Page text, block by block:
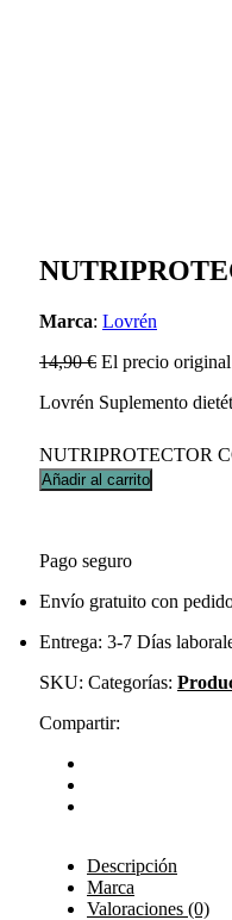
Marca: Lovrén
14,90€ El precio
Lovrén Suplemento
NUTRIPROTECTOR
Añadir al carrito
Pago seguro
Envío gratuito con
Entrega: 3-7 Días
SKU: Categorías:
Compartir:
Descripción
Marca
Valoraciones (0)